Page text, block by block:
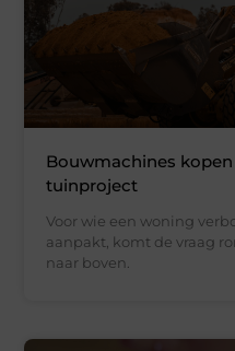
Bouwmachines
tuinproject
Voor wie een woning
aanpakt, komt de vraag
naar boven.